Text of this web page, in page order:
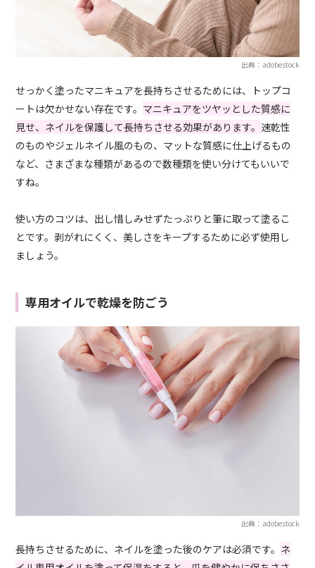
出典：adobestock
せっかく塗ったマニキュアを長持ちさせるためには、トップコ
ートは欠かせない存在です。 マニキュアをツヤッとした質感に
見せ、ネイルを保護して長持ちさせる効果があります。 速乾性
のものやジェルネイル風のもの、マットな質感に仕上げるもの
など、さまざまな種類があるので数種類を使い分けてもいいで
すね。
使い方のコツは、出し惜しみせずたっぷりと筆に取って塗るこ
とです。剥がれにくく、美しさをキープするために必ず使用し
ましょう。
専用オイルで乾燥を防ごう
出典：adobestock
長持ちさせるために、ネイルを塗った後のケアは必須です。 ネ